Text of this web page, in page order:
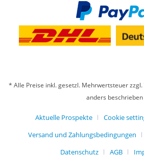
* Alle Preise inkl. gesetzl. Mehrwertsteuer zzgl.
anders beschrieben
Aktuelle Prospekte Cookie
Versand und Zahlungsbedingungen
Datenschutz
AGB